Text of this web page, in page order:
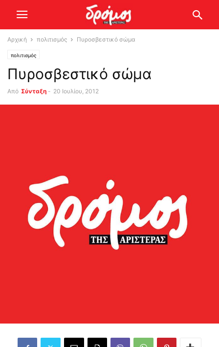
Αρχική πολιτισμός Πυροσβεστικό σώμα
πολιτισμός
Πυροσβεστικό σώμα
Από Σύνταξη - 20 Ιουλίου, 2012